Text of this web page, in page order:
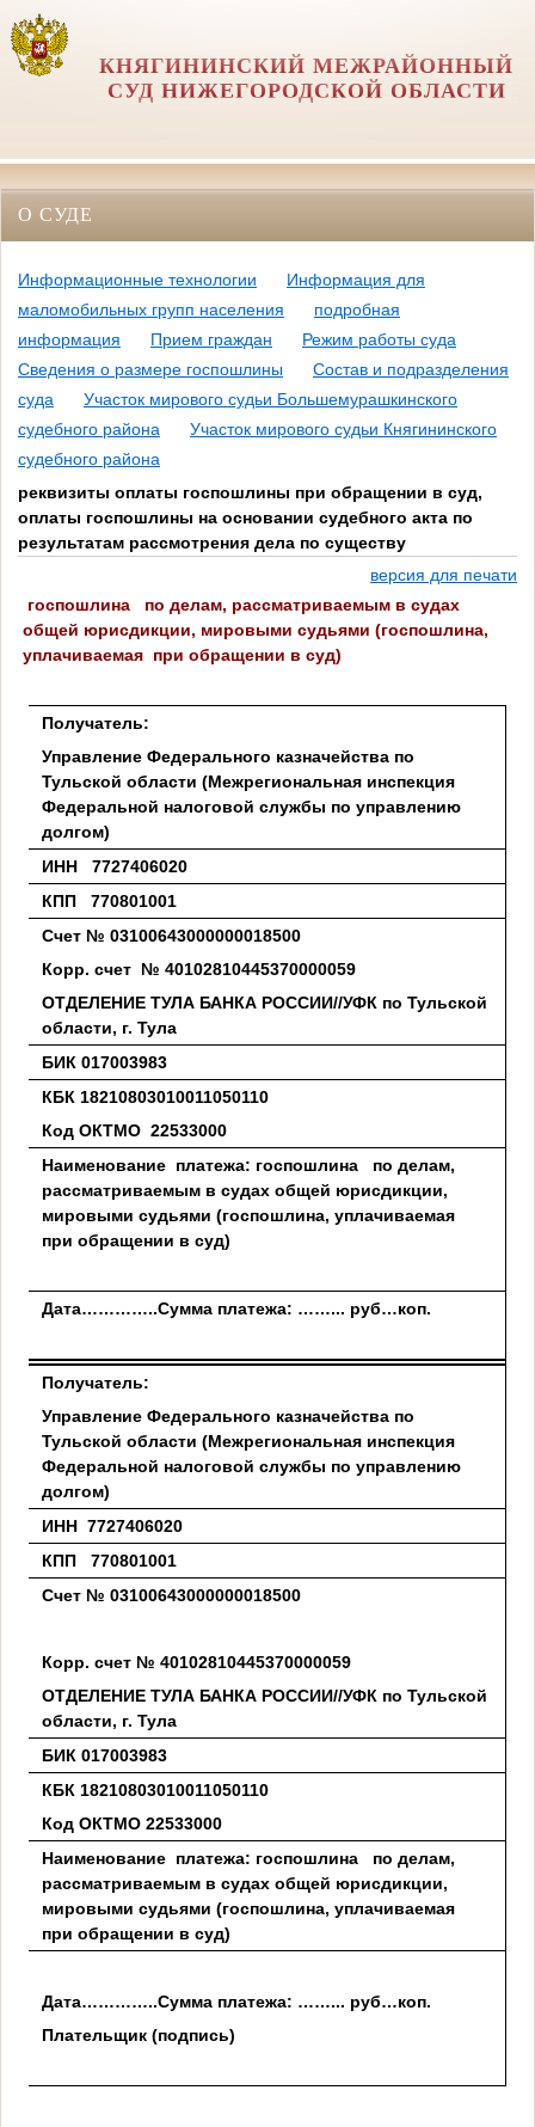
КНЯГИНИНСКИЙ МЕЖРАЙОННЫЙ
СУД НИЖЕГОРОДСКОЙ ОБЛАСТИ
О СУДЕ
Информационные технологии
Информация для
маломобильных групп населения
подробная
информация
Прием граждан
Режим работы суда
Сведения о размере госпошлины
Состав и подразделения
суда
Участок мирового судьи Большемурашкинского
судебного района
Участок мирового судьи Княгининского
судебного района
реквизиты оплаты госпошлины при обращении в суд,
оплаты госпошлины на основании судебного акта по
результатам рассмотрения дела по существу
версия для печати
госпошлина по делам, рассматриваемым в судах
общей юрисдикции, мировыми судьями (госпошлина,
уплачиваемая при обращении в суд)
Получатель:
Управление Федерального казначейства по
Тульской области (Межрегиональная инспекция
Федеральной налоговой службы по управлению
долгом)
ИНН 7727406020
КПП 770801001
Счет № 03100643000000018500
Корр. счет № 40102810445370000059
ОТДЕЛЕНИЕ ТУЛА БАНКА РОССИИ//УФК по Тульской
области, г. Тула
БИК 017003983
КБК 18210803010011050110
Код ОКТМО 22533000
Наименование платежа: госпошлина по делам,
рассматриваемым в судах общей юрисдикции,
мировыми судьями (госпошлина, уплачиваемая
при обращении в суд)
Дата…………..Сумма платежа: ……... руб…коп.
Получатель:
Управление Федерального казначейства по
Тульской области (Межрегиональная инспекция
Федеральной налоговой службы по управлению
долгом)
ИНН 7727406020
КПП 770801001
Счет № 03100643000000018500
Корр. счет № 40102810445370000059
ОТДЕЛЕНИЕ ТУЛА БАНКА РОССИИ//УФК по Тульской
области, г. Тула
БИК 017003983
КБК 18210803010011050110
Код ОКТМО 22533000
Наименование платежа: госпошлина по делам,
рассматриваемым в судах общей юрисдикции,
мировыми судьями (госпошлина, уплачиваемая
при обращении в суд)
Дата…………..Сумма платежа: ……... руб…коп.
Плательщик (подпись)